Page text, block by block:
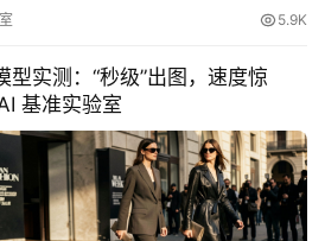
5.9K
实测：“秒级”出图，速度惊
基准实验室